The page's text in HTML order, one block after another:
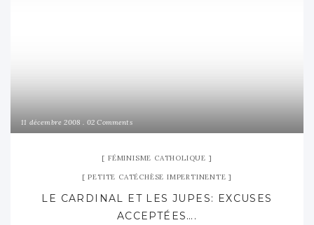
11 décembre 2008 02 Comments
FÉMINISME CATHOLIQUE
PETITE CATÉCHÈSE IMPERTINENTE
LE CARDINAL ET LES JUPES: EXCUSES
ACCEPTÉES….